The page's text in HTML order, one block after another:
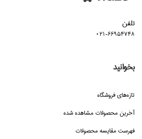
تلفن
021-66954748
بخوانید
تازه‌هاي فروشگاه
آخرین محصولات مشاهده شده
فهرست مقایسه محصولات